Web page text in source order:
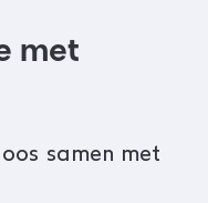
met
samen met